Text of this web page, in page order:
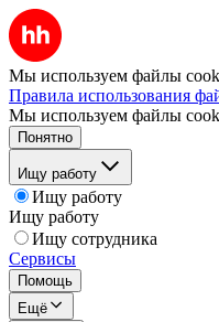
Мы используем файлы
Правила использования
Мы используем файлы
Понятно
Ищу работу
Ищу работу
Ищу работу
Ищу сотрудника
Сервисы
Помощь
Ещё